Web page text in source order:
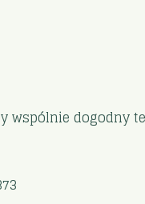
wspólnie dogodny